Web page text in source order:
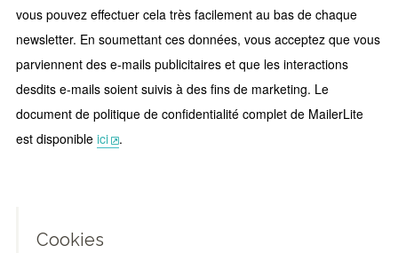
vous pouvez effectuer cela très facilement au bas de chaque
newsletter. En soumettant ces données, vous acceptez que vous
parviennent des e-mails publicitaires et que les interactions
desdits e-mails soient suivis à des fins de marketing. Le
document de politique de confidentialité complet de MailerLite
est disponible ici .
Cookies